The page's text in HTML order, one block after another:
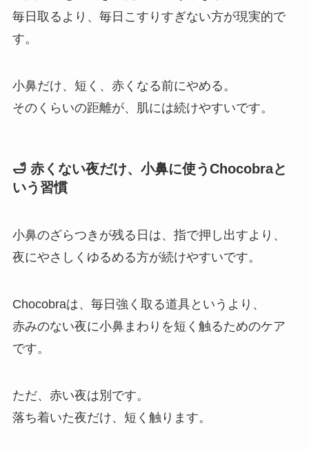
毎日取るより、毎日こすりすぎない方が現実的で
す。
小鼻だけ、短く、赤くなる前にやめる。
そのくらいの距離が、肌には続けやすいです。
🛁 赤くない夜だけ、小鼻に使うChocobraと
いう習慣
小鼻のざらつきが残る日は、指で押し出すより、
夜にやさしくゆるめる方が続けやすいです。
Chocobraは、毎日強く取る道具というより、
赤みのない夜に小鼻まわりを短く触るためのケア
です。
ただ、赤い夜は別です。
落ち着いた夜だけ、短く触ります。